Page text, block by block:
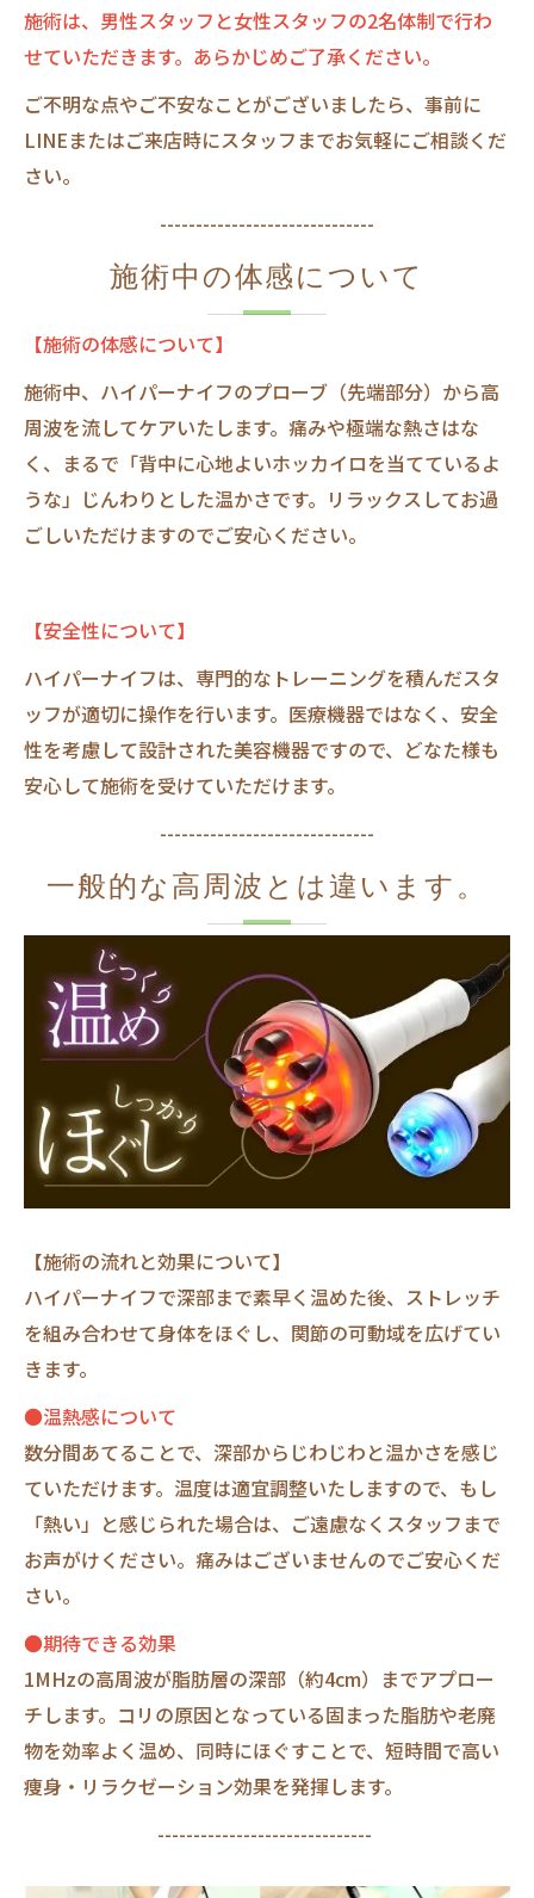
施術は、男性スタッフと女性スタッフの2名体制で行わ
せていただきます。あらかじめご了承ください。
ご不明な点やご不安なことがございましたら、事前に
LINEまたはご来店時にスタッフまでお気軽にご相談くだ
さい。
------------------------------
施術中の体感について
【施術の体感について】
施術中、ハイパーナイフのプローブ（先端部分）から高
周波を流してケアいたします。痛みや極端な熱さはな
く、まるで「背中に心地よいホッカイロを当てているよ
うな」じんわりとした温かさです。リラックスしてお過
ごしいただけますのでご安心ください。
【安全性について】
ハイパーナイフは、専門的なトレーニングを積んだスタ
ッフが適切に操作を行います。医療機器ではなく、安全
性を考慮して設計された美容機器ですので、どなた様も
安心して施術を受けていただけます。
------------------------------
一般的な高周波とは違います。
【施術の流れと効果について】
ハイパーナイフで深部まで素早く温めた後、ストレッチ
を組み合わせて身体をほぐし、関節の可動域を広げてい
きます。
●温熱感について
数分間あてることで、深部からじわじわと温かさを感じ
ていただけます。温度は適宜調整いたしますので、もし
「熱い」と感じられた場合は、ご遠慮なくスタッフまで
お声がけください。痛みはございませんのでご安心くだ
さい。
●期待できる効果
1MHzの高周波が脂肪層の深部（約4cm）までアプロー
チします。コリの原因となっている固まった脂肪や老廃
物を効率よく温め、同時にほぐすことで、短時間で高い
痩身・リラクゼーション効果を発揮します。
------------------------------